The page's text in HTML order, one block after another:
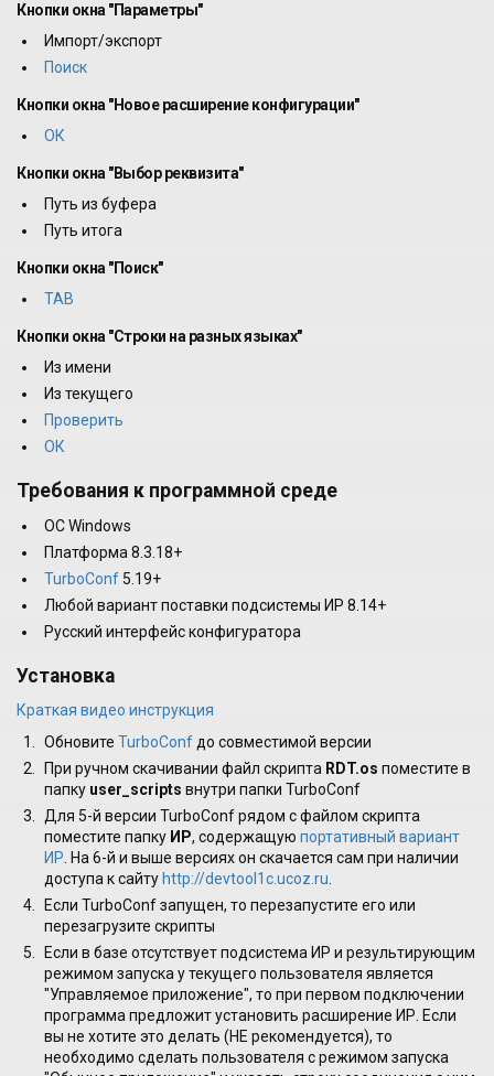
Кнопки окна "Параметры"
Импорт/экспорт
Поиск
Кнопки окна "Новое расширение конфигурации"
ОК
Кнопки окна "Выбор реквизита"
Путь из буфера
Путь итога
Кнопки окна "Поиск"
TAB
Кнопки окна "Строки на разных языках"
Из имени
Из текущего
Проверить
ОК
Требования к программной среде
ОС Windows
Платформа 8.3.18+
TurboConf 5.19+
Любой вариант поставки подсистемы ИР 8.14+
Русский интерфейс конфигуратора
Установка
Краткая видео инструкция
Обновите TurboConfдо совместимой версии
При ручном скачивании файл скрипта RDT.os поместите в
папку user_scripts внутри папки TurboConf
Для 5-й версии TurboConf рядом с файлом скрипта
поместите папку ИР, содержащую портативный вариант
ИР. На 6-й и выше версиях он скачается сам при наличии
доступа к сайту http://devtool1c.ucoz.ru.
Если TurboConf запущен, то перезапустите его или
перезагрузите скрипты
Если в базе отсутствует подсистема ИР и результирующим
режимом запуска у текущего пользователя является
"Управляемое приложение", то при первом подключении
программа предложит установить расширение ИР. Если
вы не хотите это делать (НЕ рекомендуется), то
необходимо сделать пользователя с режимом запуска